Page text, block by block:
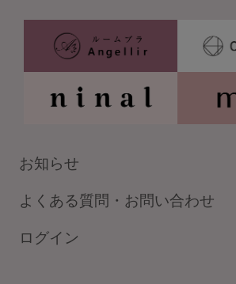
お知らせ
よくある質問・お問い合わせ
ログイン